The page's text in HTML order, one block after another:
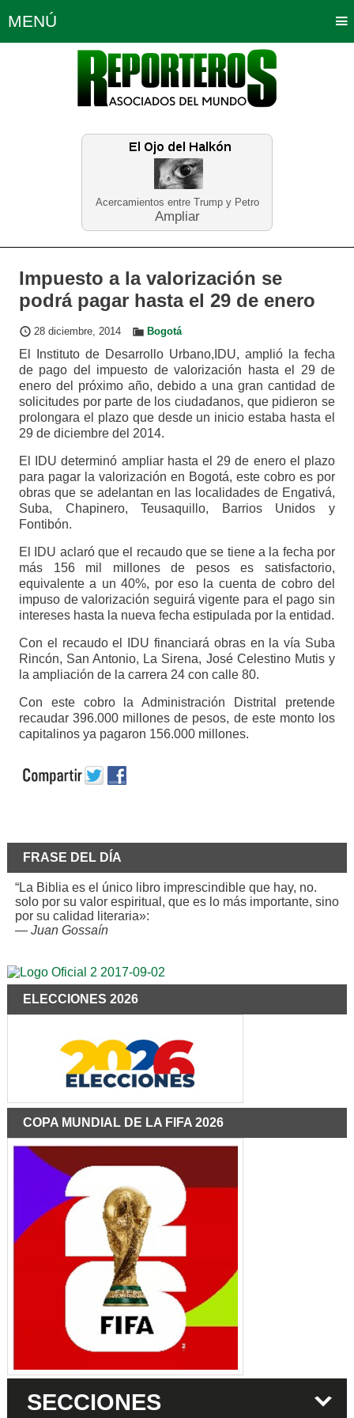
Acercamientos entre Trump y Petro
Ampliar
MENÚ
Política Opinión Bogotá
Planeta Tierra Deportes
Educación Neira
Impuesto a la valorización se
podrá pagar hasta el 29 de enero
28 diciembre, 2014 Bogotá
El Instituto de Desarrollo Urbano,IDU, amplió la fecha
de pago del impuesto de valorización hasta el 29 de
enero del próximo año, debido a una gran cantidad de
solicitudes por parte de los ciudadanos, que pidieron se
prolongara el plazo que desde un inicio estaba hasta el
29 de diciembre del 2014.
El IDU determinó ampliar hasta el 29 de enero el plazo
para pagar la valorización en Bogotá, este cobro es por
obras que se adelantan en las localidades de Engativá,
Suba, Chapinero, Teusaquillo, Barrios Unidos y
Fontibón.
El IDU aclaró que el recaudo que se tiene a la fecha por
más 156 mil millones de pesos es satisfactorio,
equivalente a un 40%, por eso la cuenta de cobro del
impuso de valorización seguirá vigente para el pago sin
intereses hasta la nueva fecha estipulada por la entidad.
Con el recaudo el IDU financiará obras en la vía Suba
Rincón, San Antonio, La Sirena, José Celestino Mutis y
la ampliación de la carrera 24 con calle 80.
Con este cobro la Administración Distrital pretende
recaudar 396.000 millones de pesos, de este monto los
capitalinos ya pagaron 156.000 millones.
FRASE DEL DÍA
“La Biblia es el único libro imprescindible que hay, no.
solo por su valor espiritual, que es lo más importante, sino
por su calidad literaria»:
— Juan Gossaín
ELECCIONES 2026
COPA MUNDIAL DE LA FIFA 2026
SECCIONES